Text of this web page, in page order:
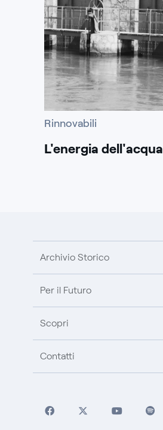
Rinnovabili
L'energia dell'acqua
Archivio Storico
Per il Futuro
Scopri
Contatti